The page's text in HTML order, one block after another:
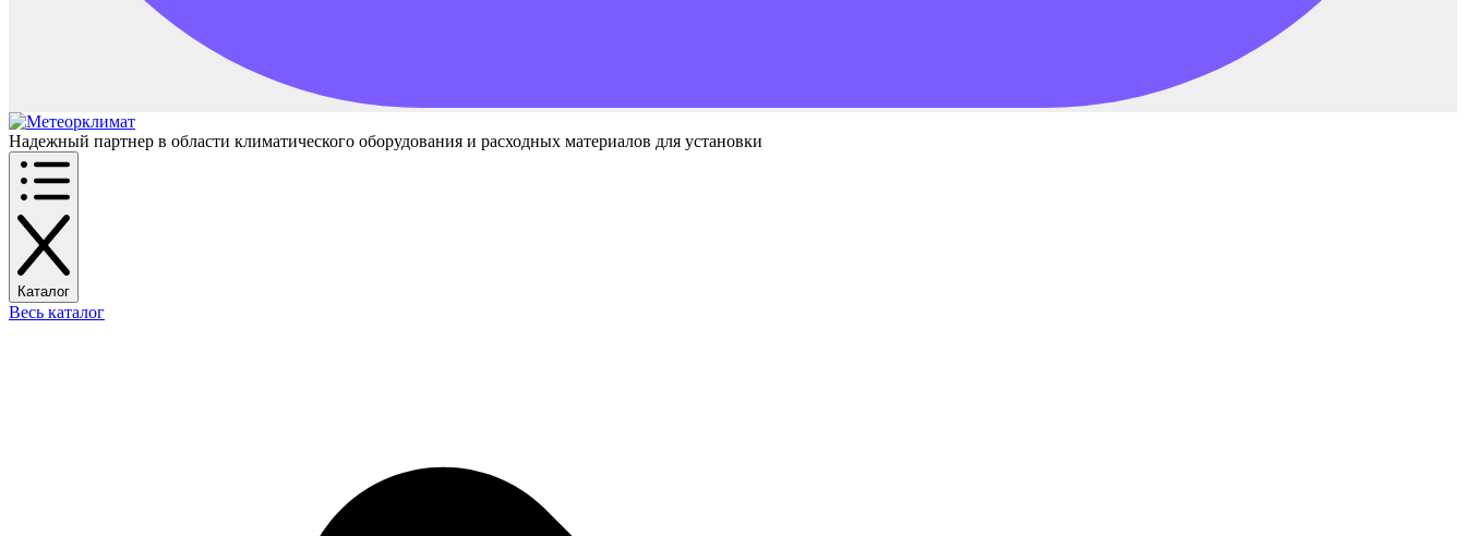
Надежный партнер в области климатического оборудования и расходных материалов для установки
Каталог
Весь каталог